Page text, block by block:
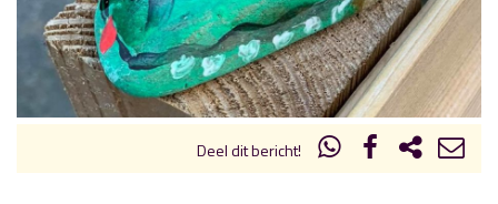
Inklappen
Deel dit bericht!